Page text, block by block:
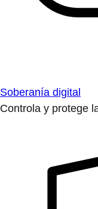
Soberanía digital
Controla y protege